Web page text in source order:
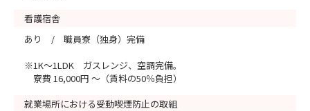
看護宿舎
あり / 職員寮（独身）完備
※1K～1LDK ガスレンジ、空調完備。
寮費 16,000円 ～（賃料の50％負担）
就業場所における受動喫煙防止の取組